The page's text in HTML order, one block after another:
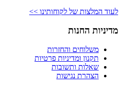
לעוד המלצות של לקוחותינו >>
מדיניות החנות
משלוחים והחזרות
תקנון ומדיניות פרטיות
שאלות ותשובות
הצהרת נגישות